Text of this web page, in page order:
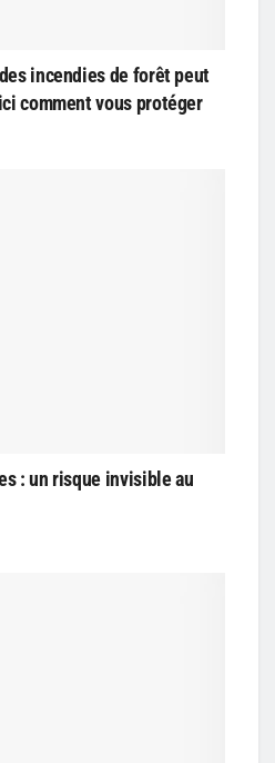
incendies de forêt peut
comment vous protéger
: un risque invisible au